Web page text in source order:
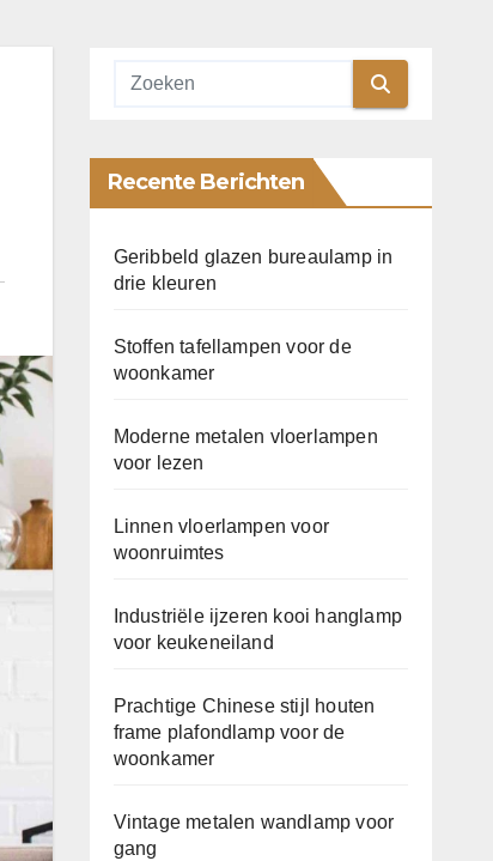
Recente Berichten
Geribbeld glazen bureaulamp in
drie kleuren
Stoffen tafellampen voor de
woonkamer
Moderne metalen vloerlampen
voor lezen
Linnen vloerlampen voor
woonruimtes
Industriële ijzeren kooi hanglamp
voor keukeneiland
Prachtige Chinese stijl houten
frame plafondlamp voor de
woonkamer
Vintage metalen wandlamp voor
gang